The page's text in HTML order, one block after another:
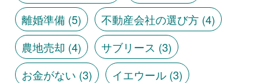
離婚準備(5) 不動産会社の選び方(4)
農地売却 (4) サブリース (3)
お金がない (3) イエウール(3)